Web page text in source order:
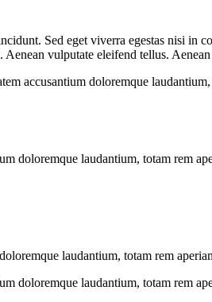
Sed eget viverra egestas nisi in
vulputate eleifend tellus.
accusantium doloremque
doloremque laudantium, totam rem
laudantium, totam rem
doloremque laudantium, totam rem